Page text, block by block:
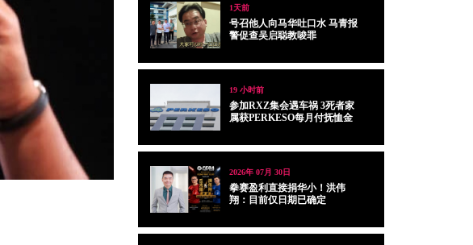
1天前
号召他人向马华吐口水 马青报
警促查吴启聪教唆罪
19 小时前
参加RXZ集会遇车祸 3死者家
属获PERKESO每月付抚恤金
2026年 07月 30日
拳赛盈利直接捐华小！洪伟
翔：目前仅日期已确定